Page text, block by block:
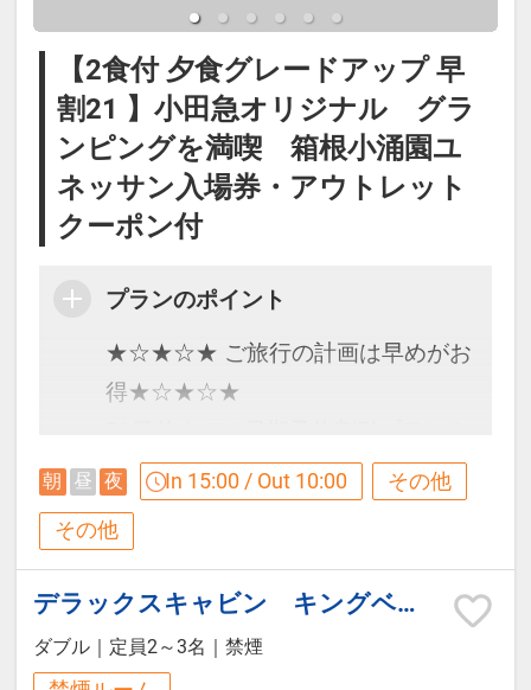
んと時間をかけてお召し上がりくだ
さい。
※オリジナルサンドウィッチ、サラ
ダ、コーヒーなどを予定しておりま
す。
■お食事お渡し時間
＜7：00～9：00＞の間にビバレッジ
ステーションまでお越しくださいま
※雨・風が強く快適にアウトドアデ
ッキをご利用いただけない場合は、
お食事をダイニングルームにご用意
■夕食メニュー
【パン】
バケット
【メインディッシュ】
静岡県産豚ロースのトマホーク/国産
ーストガーリックソース/山葵
※サラダはオードブル内に入ります
※こどもA・Ｂはお子様用食事のご
※季節や仕入れ状況により内容が変
わることがございます。
◆夕食グレードアップメニュー上記
【オードブルサラダ】
【2食付 夕食グレードアップ 早
割21 】小田急オリジナル グラ
ンピングを満喫 箱根小涌園ユ
ネッサン入場券・アウトレット
クーポン付
プランのポイント
★☆★☆★ ご旅行の計画は早めがお
得★☆★☆★
ご用意しました！
早割21適用で大人「１,１００円割
引」で早い予約がお得！
※30日以降の宿泊はもっとお得な
い。
朝 昼 夜 In 15:00 / Out 10:00 その他
その他
デラックスキャビン キングベッド
ダブル｜ 定員2～3名 ｜ 禁煙